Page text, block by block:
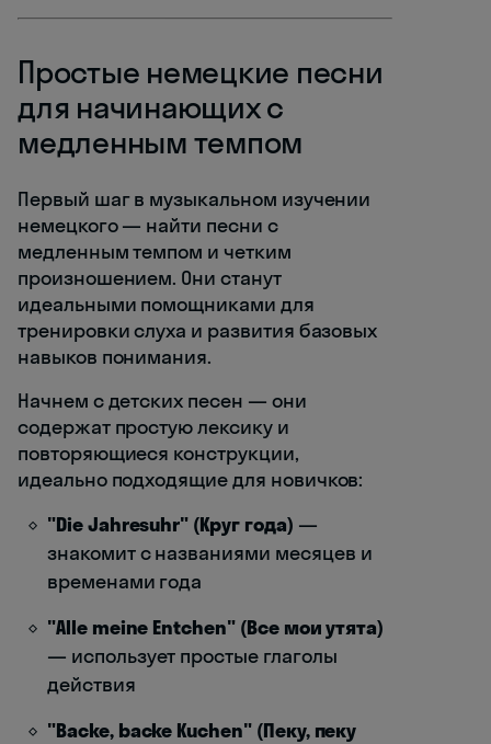
Простые немецкие песни
для начинающих с
медленным темпом
Первый шаг в музыкальном изучении
немецкого — найти песни с
медленным темпом и четким
произношением. Они станут
идеальными помощниками для
тренировки слуха и развития базовых
навыков понимания.
Начнем с детских песен — они
содержат простую лексику и
повторяющиеся конструкции,
идеально подходящие для новичков:
"Die Jahresuhr" (Круг года) —
знакомит с названиями месяцев и
временами года
"Alle meine Entchen" (Все мои утята)
— использует простые глаголы
действия
"Backe, backe Kuchen" (Пеку, пеку